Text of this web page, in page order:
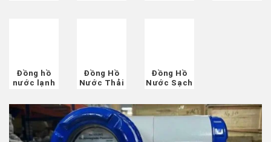
Đồng hồ
nước lạnh
Đồng Hồ
Nước Thải
Đồng Hồ
Nước Sạch